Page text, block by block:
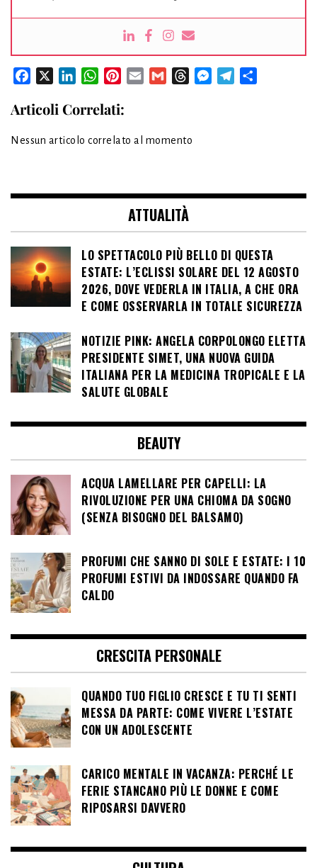
Facebook LinkedInWhatsAppPinterest
Email Gmail ThreadsMessenger
Telegram
Articoli Correlati:
Nessun articolo correlato al momento
ATTUALITÀ
LO SPETTACOLO PIÙ BELLO DI QUESTA
ESTATE: L’ECLISSI SOLARE DEL 12 AGOSTO
2026, DOVE VEDERLA IN ITALIA, A CHE ORA
E COME OSSERVARLA IN TOTALE SICUREZZA
NOTIZIE PINK: ANGELA CORPOLONGO ELETTA
PRESIDENTE SIMET, UNA NUOVA GUIDA
ITALIANA PER LA MEDICINA TROPICALE E LA
SALUTE GLOBALE
BEAUTY
ACQUA LAMELLARE PER CAPELLI: LA
RIVOLUZIONE PER UNA CHIOMA DA SOGNO
(SENZA BISOGNO DEL BALSAMO)
PROFUMI CHE SANNO DI SOLE E ESTATE: I 10
PROFUMI ESTIVI DA INDOSSARE QUANDO FA
CALDO
CRESCITA PERSONALE
QUANDO TUO FIGLIO CRESCE E TU TI SENTI
MESSA DA PARTE: COME VIVERE L’ESTATE
CON UN ADOLESCENTE
CARICO MENTALE IN VACANZA: PERCHÉ LE
FERIE STANCANO PIÙ LE DONNE E COME
RIPOSARSI DAVVERO